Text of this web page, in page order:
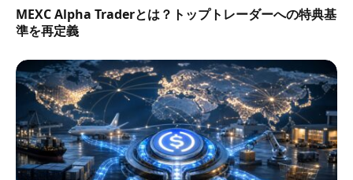
MEXC Alpha Traderとは？トップトレーダーへの特典基
準を再定義